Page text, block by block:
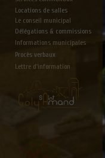
Locations de salles
Le conseil municipal
Délégations & commissions
Informations municipales
Lettre d'information
Procès verbaux